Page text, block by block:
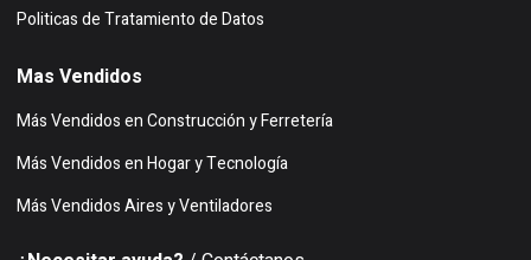
Politicas de Tratamiento de Datos
Mas Vendidos
Más Vendidos en Construcción y Ferretería
Más Vendidos en Hogar y Tecnología
Más Vendidos Aires y Ventiladores